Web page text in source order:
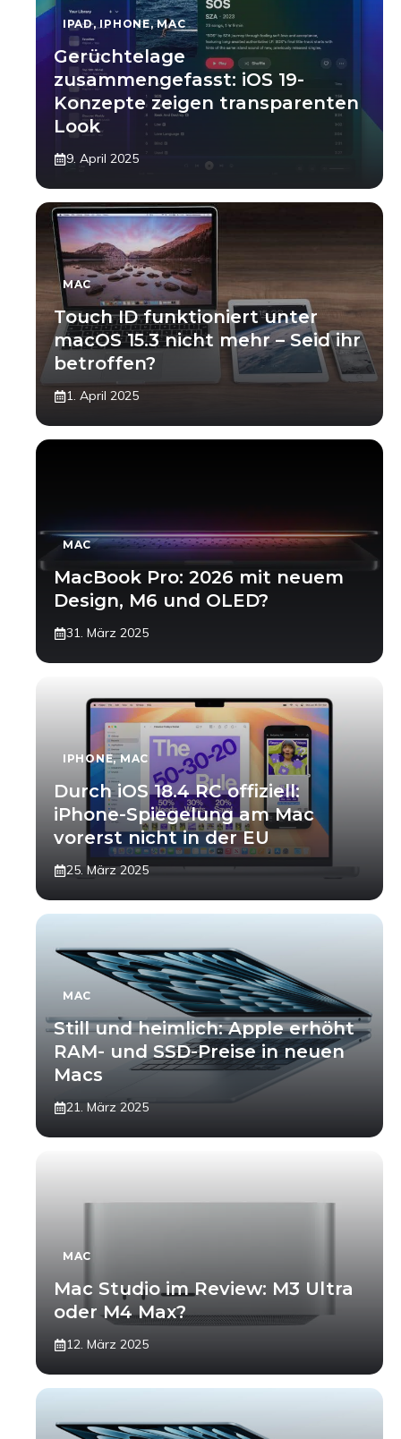
IPAD,IPHONE,MAC
Gerüchtelage
zusammengefasst: iOS 19-
Konzepte zeigen transparenten
Look
9. April 2025
MAC
Touch ID funktioniert unter
macOS 15.3 nicht mehr – Seid ihr
betroffen?
1. April 2025
MAC
MacBook Pro: 2026 mit neuem
Design, M6 und OLED?
31. März 2025
IPHONE,MAC
Durch iOS 18.4 RC offiziell:
iPhone-Spiegelung am Mac
vorerst nicht in der EU
25. März 2025
MAC
Still und heimlich: Apple erhöht
RAM- und SSD-Preise in neuen
Macs
21. März 2025
MAC
Mac Studio im Review: M3 Ultra
oder M4 Max?
12. März 2025